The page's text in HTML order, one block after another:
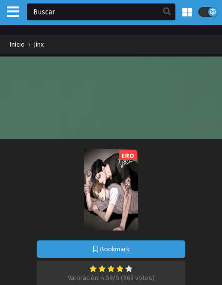
Inicio › Jinx
ERO
Bookmark
Valoración: 4.59/5 (669 votos)